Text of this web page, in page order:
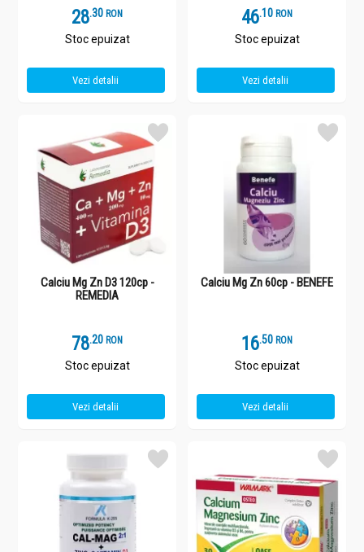
28.3 RON
Stoc epuizat
Vezi detalii
46.1 RON
Stoc epuizat
Vezi detalii
Calciu Mg Zn D3 120cp -
REMEDIA
78.2 RON
Stoc epuizat
Vezi detalii
Calciu Mg Zn 60cp - BENEFE
16.5 RON
Stoc epuizat
Vezi detalii